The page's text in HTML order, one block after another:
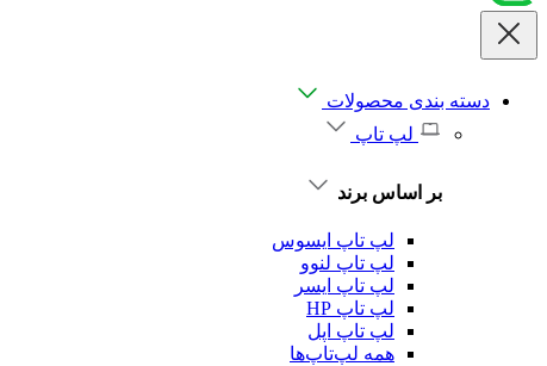
دسته بندی محصولات
لپ تاپ
بر اساس برند
لپ تاپ ایسوس
لپ تاپ لنوو
لپ تاپ ایسر
لپ تاپ HP
لپ تاپ اپل
همه لپ‌تاپ‌ها